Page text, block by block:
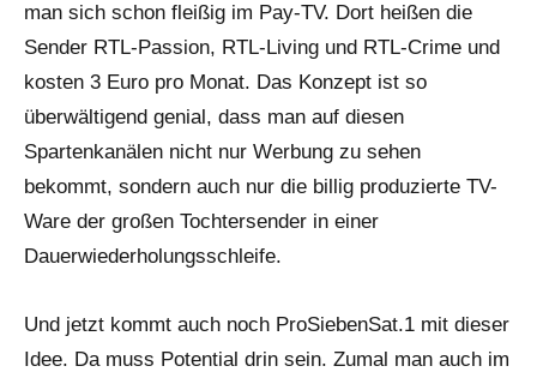
man sich schon fleißig im Pay-TV. Dort heißen die
Sender RTL-Passion, RTL-Living und RTL-Crime und
kosten 3 Euro pro Monat. Das Konzept ist so
überwältigend genial, dass man auf diesen
Spartenkanälen nicht nur Werbung zu sehen
bekommt, sondern auch nur die billig produzierte TV-
Ware der großen Tochtersender in einer
Dauerwiederholungsschleife.
Und jetzt kommt auch noch ProSiebenSat.1 mit dieser
Idee. Da muss Potential drin sein. Zumal man auch im